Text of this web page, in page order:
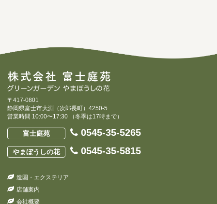
〒417-0801
静岡県富士市大淵（次郎長町）4250-5
営業時間 10:00〜17:30 （冬季は17時まで）
富士庭苑 0545-35-5265
やまぼうしの花 0545-35-5815
造園・エクステリア
店舗案内
会社概要